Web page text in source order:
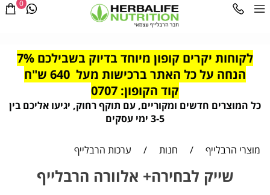
0
לקוחות יקרים קופון מיוחד בדיוק בשבילכם 7%
הנחה על כל האתר ברכישות מעל 640 ש"ח
קוד הקופון: 0707
כל המוצרים חדשים ומקוריים, עם תוקף רחוק, יגיעו אליכם בין
3-5 ימי עסקים
מוצרי הרבלייף / חנות / ערכות הרבלייף
שייק לבחירה+ אלוורה הרבלייף